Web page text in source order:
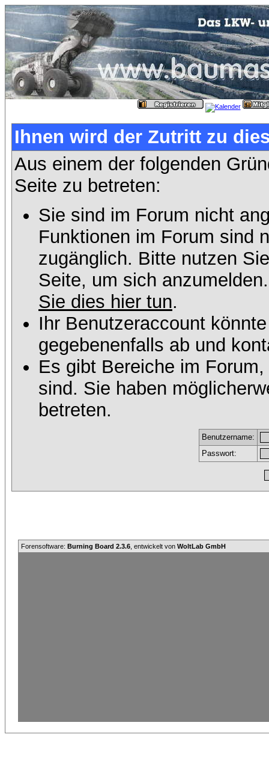
Ihnen wird der Zutritt zu
Aus einem der folgenden
Seite zu betreten:
Sie sind im Forum nicht
Funktionen im Forum sind
zugänglich. Bitte nutzen
Seite, um sich
Sie dies hier tun.
Ihr Benutzeraccount
gegebenenfalls ab und
Es gibt Bereiche im
sind. Sie haben
betreten.
Benutzername:
Passwort:
Forensoftware: Burning Board 2.3.6 , entwickelt von WoltLab GmbH